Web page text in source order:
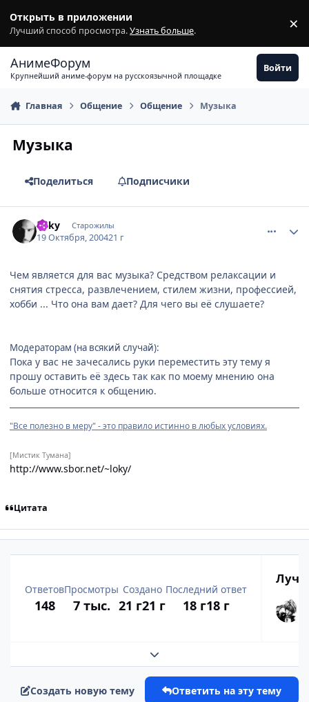
Открыть в приложении
Лучший способ просмотра.Узнать больше. ×
АнимеФорум
Крупнейший аниме-форум на русскоязычной площадке
Войти
Главная Общение Общение Музыка
Музыка
Поделиться Подписчики
Loky Старожилы
19 Октября, 200421 г
Чем является для вас музыка? Средством релаксации и
снятия стресса, развлечением, стилем жизни, профессией,
хобби ... Что она вам дает? Для чего вы её слушаете?
Модераторам (на всякий случай):
Пока у вас не зачесались руки переместить эту тему я
прошу оставить её здесь так как по моему мнению она
больше относится к общению.
"Все полезно в меру" - это правило истинно в любых условиях.
[Мистик Тумана]
http://www.sbor.net/~loky/
Цитата
Ответов
148
Просмотры
7 тыс.
Создано
21 г21 г
Последний ответ
18 г18 г
Развернуть обзор темы
Создать новую тему Ответить на эту тему